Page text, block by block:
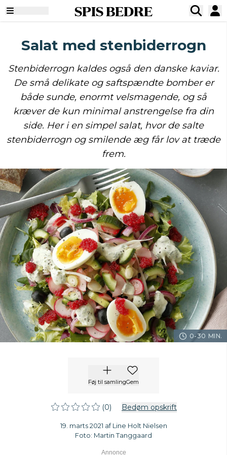
SPIS BEDRE
Salat med stenbiderrogn
Stenbiderrogn kaldes også den danske kaviar.
De små delikate og saftspændte bomber er
både sunde, enormt velsmagende, og så
kræver de kun minimal anstrengelse fra din
side. Her i en simpel salat, hvor de salte
stenbiderrogn og smilende æg får lov at træde
frem.
0-30 MIN.
Føj til samlingGem
(0) Bedøm opskrift
19. marts 2021 af Line Holt Nielsen
Foto: Martin Tanggaard